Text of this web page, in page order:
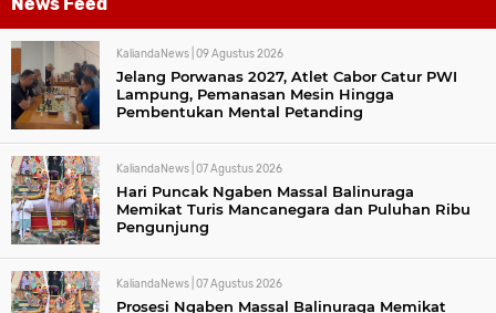
KaliandaNews | 09 Agustus 2026
Jelang Porwanas 2027, Atlet Cabor Catur PWI
Lampung, Pemanasan Mesin Hingga
Pembentukan Mental Petanding
KaliandaNews | 07 Agustus 2026
Hari Puncak Ngaben Massal Balinuraga
Memikat Turis Mancanegara dan Puluhan Ribu
Pengunjung
KaliandaNews | 07 Agustus 2026
Prosesi Ngaben Massal Balinuraga Memikat